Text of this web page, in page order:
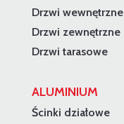
Drzwi wewnętrzne
Drzwi zewnętrzne
Drzwi tarasowe
ALUMINIUM
Ścinki działowe